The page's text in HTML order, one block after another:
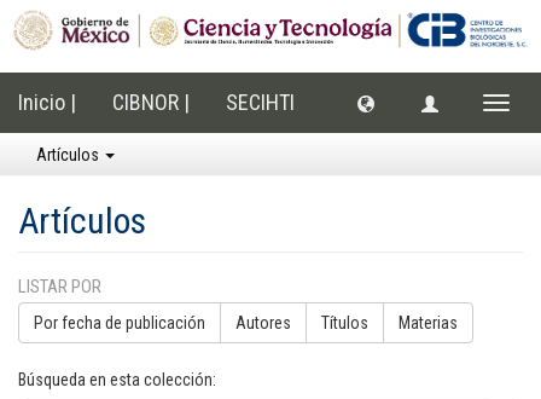
Inicio | CIBNOR | SECIHTI
Artículos
Artículos
LISTAR POR
Por fecha de publicación Autores Títulos Materias
Búsqueda en esta colección: